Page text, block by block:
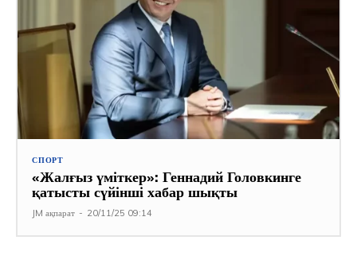
СПОРТ
«Жалғыз үміткер»: Геннадий Головкинге
қатысты сүйінші хабар шықты
JM ақпарат - 20/11/25 09:14